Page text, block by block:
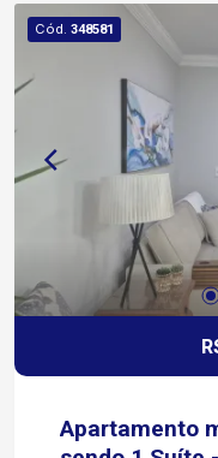
Cód. 348581
Apartamento